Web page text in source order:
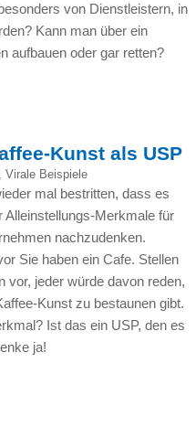
von Dienstleistern, in
Kann man über ein
aufbauen oder gar retten?
Kunst als USP
Virale Beispiele
mal bestritten, dass es
Alleinstellungs-Merkmale für
nachzudenken.
Sie haben ein Cafe. Stellen
vor, jeder würde davon reden,
Kunst zu bestaunen gibt.
Ist das ein USP, den es
ja!